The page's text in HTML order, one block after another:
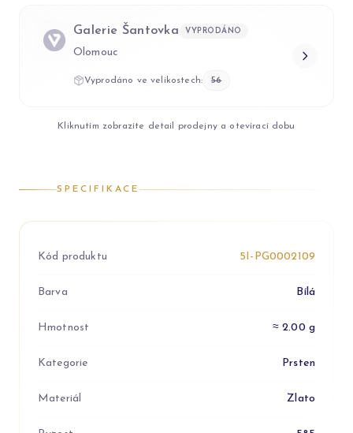
Galerie Šantovka VYPRODÁNO
Olomouc
Vyprodáno ve velikostech: 56
Kliknutím zobrazíte detail prodejny a otevírací dobu
SPECIFIKACE
Kód produktu 5I-PG0002109
Barva Bílá
Hmotnost ≈ 2.00 g
Kategorie Prsten
Materiál Zlato